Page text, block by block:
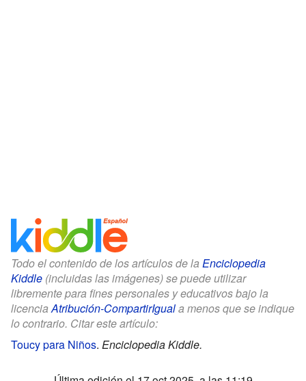
Todo el contenido de los artículos de la Enciclopedia
Kiddle (incluidas las imágenes) se puede utilizar
libremente para fines personales y educativos bajo la
licenciaAtribución-CompartirIguala menos que se indique
lo contrario. Citar este artículo:
Toucy para Niños. Enciclopedia Kiddle.